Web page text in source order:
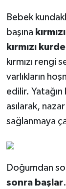
Bebek
başına
kırmızı
kırmızı rengi
varlıkların
edilir. Yatağın
asılarak,
sağlanmaya
Doğumdan
sonra başlar